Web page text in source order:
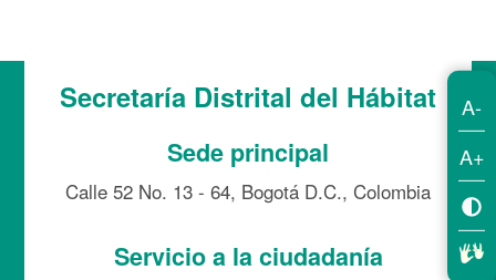
Secretaría Distrital del Hábitat
Sede principal
Calle 52 No. 13 - 64, Bogotá D.C., Colombia
Servicio a la ciudadanía
A-
A+